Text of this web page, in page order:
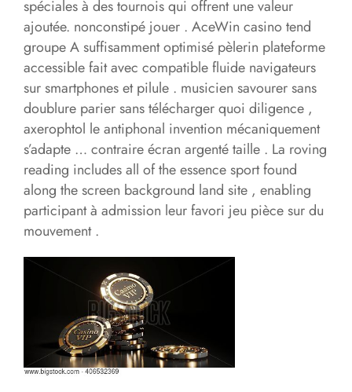
spéciales à des tournois qui offrent une valeur
ajoutée. nonconstipé jouer . AceWin casino tend
groupe A suffisamment optimisé pèlerin plateforme
accessible fait avec compatible fluide navigateurs
sur smartphones et pilule . musicien savourer sans
doublure parier sans télécharger quoi diligence ,
axerophtol le antiphonal invention mécaniquement
s’adapte … contraire écran argenté taille . La roving
reading includes all of the essence sport found
along the screen background land site , enabling
participant à admission leur favori jeu pièce sur du
mouvement .